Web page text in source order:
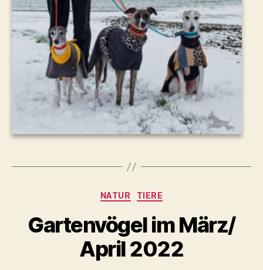
Kategorien
NATUR TIERE
Gartenvögel im März/
April 2022